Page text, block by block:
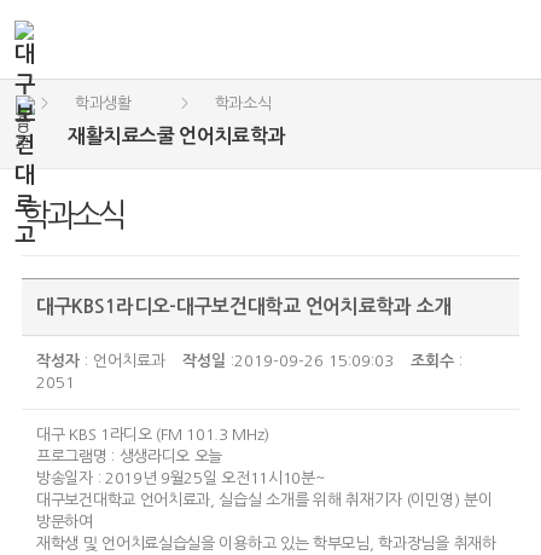
재활치료스쿨 언어치료학과
> 학과생활 > 학과소식
학과소식
대구KBS1라디오-대구보건대학교 언어치료학과 소개
작성자 : 언어치료과 작성일 :2019-09-26 15:09:03 조회수 :
2051
대구 KBS 1라디오 (FM 101.3 MHz)
프로그램명 : 생생라디오 오늘
방송일자 : 2019년 9월25일 오전11시10분~
대구보건대학교 언어치료과, 실습실 소개를 위해 취재기자 (이민영) 분이
방문하여
재학생 및 언어치료실습실을 이용하고 있는 학부모님, 학과장님을 취재하